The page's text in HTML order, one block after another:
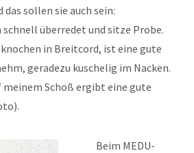
sollen sie auch sein:
schnell überredet und sitze Probe.
in Breitcord, ist eine gute
geradezu kuschelig im Nacken.
meinem Schoß ergibt eine gute
Beim MEDU-